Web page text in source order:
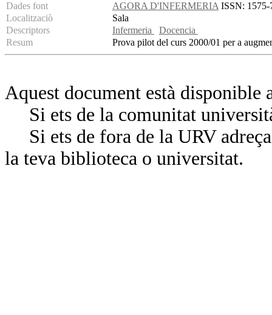
Dades font
AGORA D'INFERMERIAISSN: 1575-
Localitzaciò
Sala
Descriptors
Infermeria
Docencia
Resum
Prova pilot del curs 2000/01 per a
Aquest document està
Si ets de la comunitat
Si ets de fora de la URV
la teva biblioteca o universitat.